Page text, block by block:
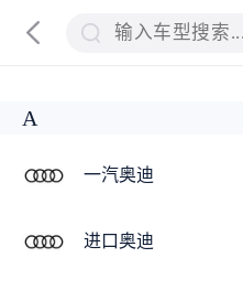
A
一汽奥迪
进口奥迪